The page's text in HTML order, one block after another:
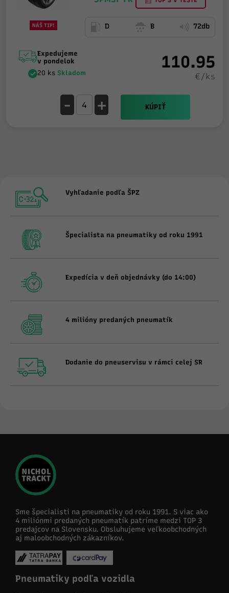
NÁŠ TIP! D B 72db
Expedujeme
v pondelok
20 ks Skladom
110.95
€/ks
- + KÚPIŤ
Vyhľadanie podľa ŠPZ
Špecialista na pneumatiky od roku 1991
Expedícia v deň objednávky (do 14:00)
4 milióny predaných pneumatík
Dodanie do pneuservisu v rámci celej SR
Sme špecialisti na pneumatiky od roku 1991. S viac ako
4 miliónmi predaných pneumatík patríme medzi TOP 3
predajcov na Slovensku. Obsluhujeme veľkoobchodných
aj maloobchodných zákazníkov.
Pneumatiky podľa vozidla